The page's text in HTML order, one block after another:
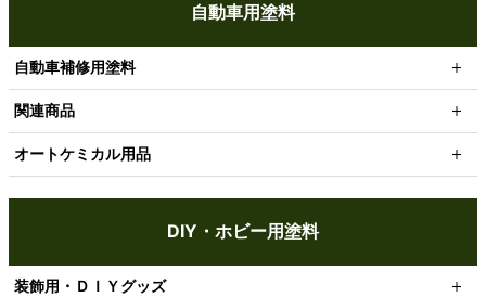
自動車用塗料
自動車補修用塗料
関連商品
オートケミカル用品
DIY・ホビー用塗料
装飾用・ＤＩＹグッズ